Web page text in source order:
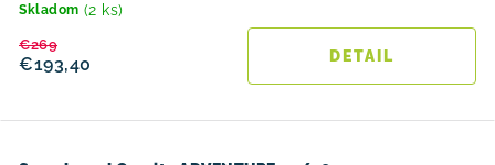
Skladom (2 ks)
€193,40
€269
DETAIL